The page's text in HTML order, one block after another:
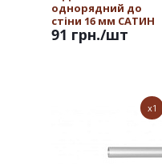
однорядний до
стіни 16 мм САТИН
91 грн./шт
x1